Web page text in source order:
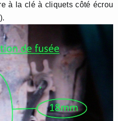
à la clé à cliquets côté écrou